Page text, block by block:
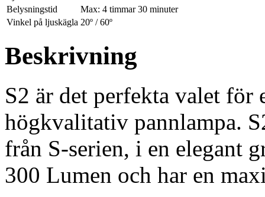
Belysningstid
Max: 4 timmar 30 minuter
Vinkel på ljuskägla 20º / 60º
Beskrivning
S2 är det perfekta valet för
högkvalitativ pannlampa.
från S-serien, i en elegant
300 Lumen och har en